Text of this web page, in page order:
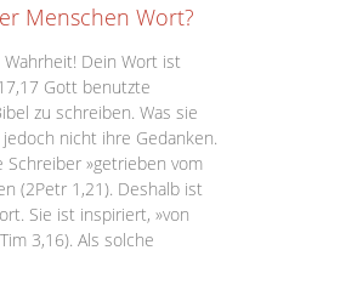
Menschen Wort?
Dein Wort ist
Gott benutzte
zu schreiben. Was sie
nicht ihre Gedanken.
Schreiber »getrieben vom
(2Petr 1,21). Deshalb ist
Sie ist inspiriert, »von
3,16). Als solche